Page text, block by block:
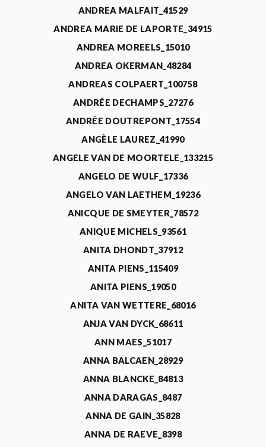
ANDREA MALFAIT_41529
ANDREA MARIE DE LAPORTE_34915
ANDREA MOREELS_15010
ANDREA OKERMAN_48284
ANDREAS COLPAERT_100758
ANDRÉE DECHAMPS_27276
ANDRÉE DOUTREPONT_17554
ANGÈLE LAUREZ_41990
ANGELE VAN DE MOORTELE_133215
ANGELO DE WULF_17336
ANGELO VAN LAETHEM_19236
ANICQUE DE SMEYTER_78572
ANIQUE MICHELS_93561
ANITA DHONDT_37912
ANITA PIENS_115409
ANITA PIENS_19050
ANITA VAN WETTERE_68016
ANJA VAN DYCK_68611
ANN MAES_51017
ANNA BALCAEN_28929
ANNA BLANCKE_84813
ANNA DARAGAS_8487
ANNA DE GAIN_35828
ANNA DE RAEVE_8398